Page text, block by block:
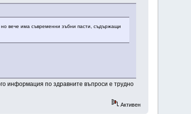
вече има съвременни зъбни пасти, съдържащи
информация по здравните въпроси е трудно
Активен